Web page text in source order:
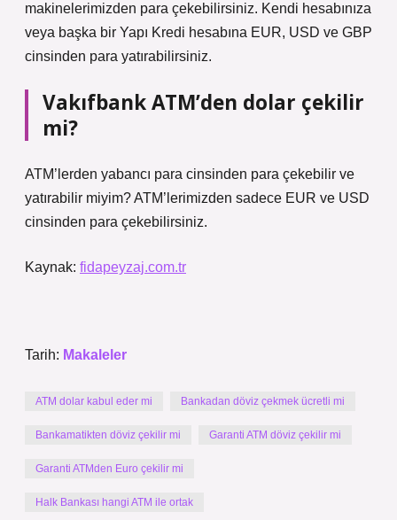
makinelerimizden para çekebilirsiniz. Kendi hesabınıza
veya başka bir Yapı Kredi hesabına EUR, USD ve GBP
cinsinden para yatırabilirsiniz.
Vakıfbank ATM’den dolar çekilir
mi?
ATM’lerden yabancı para cinsinden para çekebilir ve
yatırabilir miyim? ATM’lerimizden sadece EUR ve USD
cinsinden para çekebilirsiniz.
Kaynak: fidapeyzaj.com.tr
Tarih: Makaleler
ATM dolar kabul eder mi Bankadan döviz çekmek ücretli mi
Bankamatikten döviz çekilir mi Garanti ATM döviz çekilir mi
Garanti ATMden Euro çekilir mi
Halk Bankası hangi ATM ile ortak